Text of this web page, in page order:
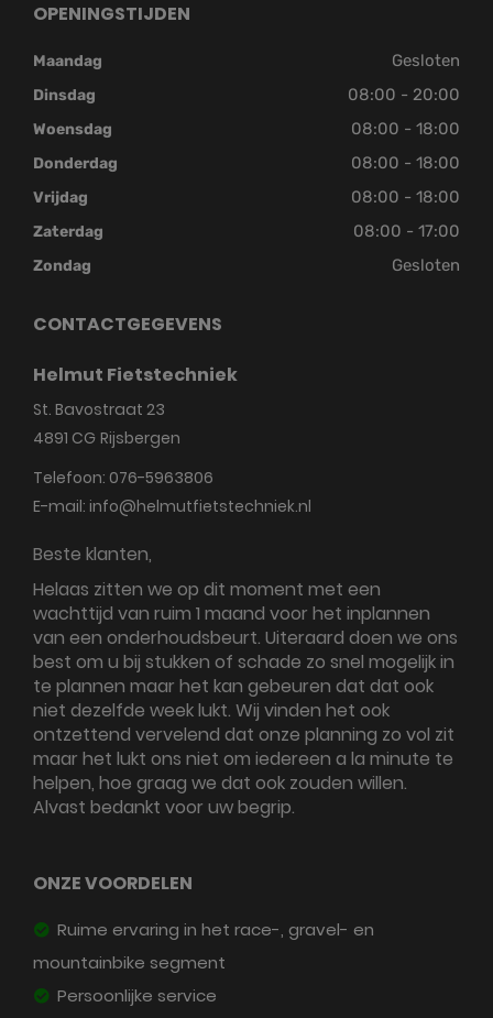
OPENINGSTIJDEN
Maandag Gesloten
Dinsdag 08:00 - 20:00
Woensdag 08:00 - 18:00
Donderdag 08:00 - 18:00
Vrijdag 08:00 - 18:00
Zaterdag 08:00 - 17:00
Zondag Gesloten
CONTACTGEGEVENS
Helmut Fietstechniek
St. Bavostraat 23
4891 CG Rijsbergen
Telefoon: 076-5963806
E-mail: info@helmutfietstechniek.nl
Beste klanten,
Helaas zitten we op dit moment met een
wachttijd van ruim 1 maand voor het inplannen
van een onderhoudsbeurt. Uiteraard doen we ons
best om u bij stukken of schade zo snel mogelijk in
te plannen maar het kan gebeuren dat dat ook
niet dezelfde week lukt. Wij vinden het ook
ontzettend vervelend dat onze planning zo vol zit
maar het lukt ons niet om iedereen a la minute te
helpen, hoe graag we dat ook zouden willen.
Alvast bedankt voor uw begrip.
ONZE VOORDELEN
Ruime ervaring in het race-, gravel- en
mountainbike segment
Persoonlijke service